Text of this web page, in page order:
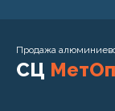
Продажа
СЦ